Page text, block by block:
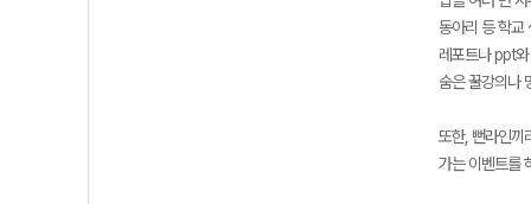
동아리 등 학교
레포트나 ppt
숨은 꿀강의나
또한, 뻔라인끼
가는 이벤트를